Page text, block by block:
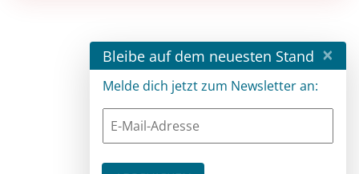
Bleibe auf dem neuesten Stand ×
Melde dich jetzt zum Newsletter an: